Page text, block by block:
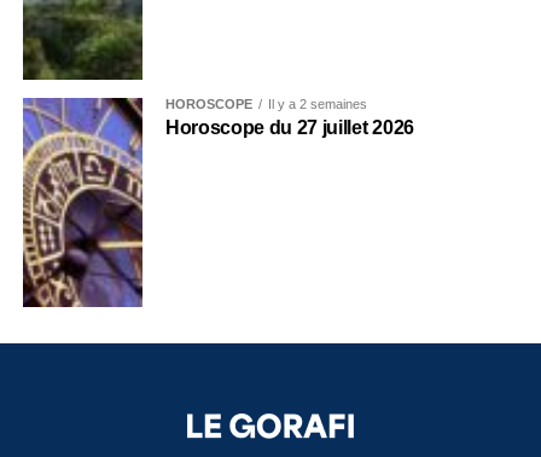
HOROSCOPE Il y a 2 semaines
Horoscope du 27 juillet 2026